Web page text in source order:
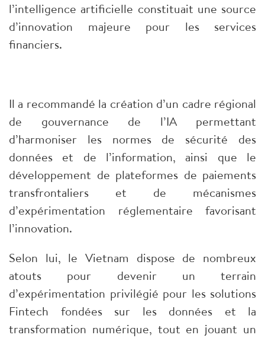
l’intelligence artificielle constituait une source
d’innovation majeure pour les services
financiers.
Il a recommandé la création d’un cadre régional
de gouvernance de l’IA permettant
d’harmoniser les normes de sécurité des
données et de l’information, ainsi que le
développement de plateformes de paiements
transfrontaliers et de mécanismes
d’expérimentation réglementaire favorisant
l’innovation.
Selon lui, le Vietnam dispose de nombreux
atouts pour devenir un terrain
d’expérimentation privilégié pour les solutions
Fintech fondées sur les données et la
transformation numérique, tout en jouant un